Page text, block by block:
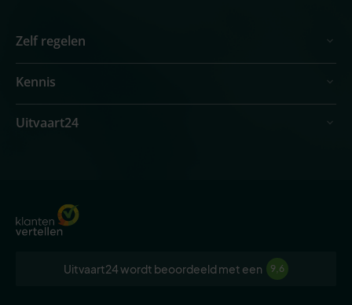
Zelf regelen
Kennis
Uitvaart24
Uitvaart24 wordt beoordeeld met een 9,6